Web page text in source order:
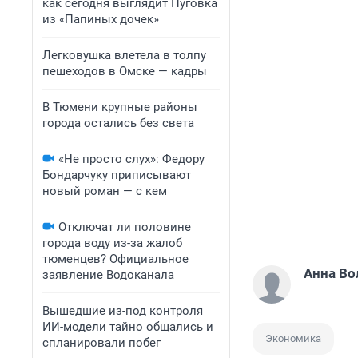
как сегодня выглядит Пуговка
из «Папиных дочек»
Легковушка влетела в толпу
пешеходов в Омске — кадры
В Тюмени крупные районы
города остались без света
«Не просто слух»: Федору
Бондарчуку приписывают
новый роман — с кем
Отключат ли половине
города воду из-за жалоб
тюменцев? Официальное
заявление Водоканала
Вышедшие из-под контроля
ИИ-модели тайно общались и
спланировали побег
Анна
Экономика